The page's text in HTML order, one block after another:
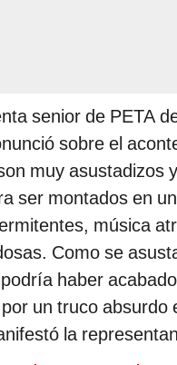
senior de PETA
sobre el
muy asustadizos
ser montados en
música
Como se
haber
un truco absurdo
la